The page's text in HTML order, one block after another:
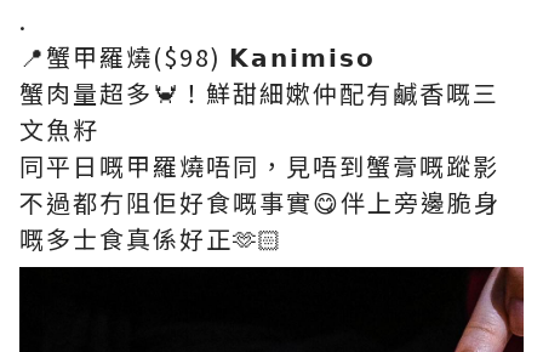
.
📍蟹甲羅燒($98) 𝗞𝗮𝗻𝗶𝗺𝗶𝘀𝗼
蟹肉量超多🦀！鮮甜細嫰仲配有鹹香嘅三
文魚籽
同平日嘅甲羅燒唔同，見唔到蟹膏嘅蹤影
不過都冇阻佢好食嘅事實😋伴上旁邊脆身
嘅多士食真係好正🫶🏻